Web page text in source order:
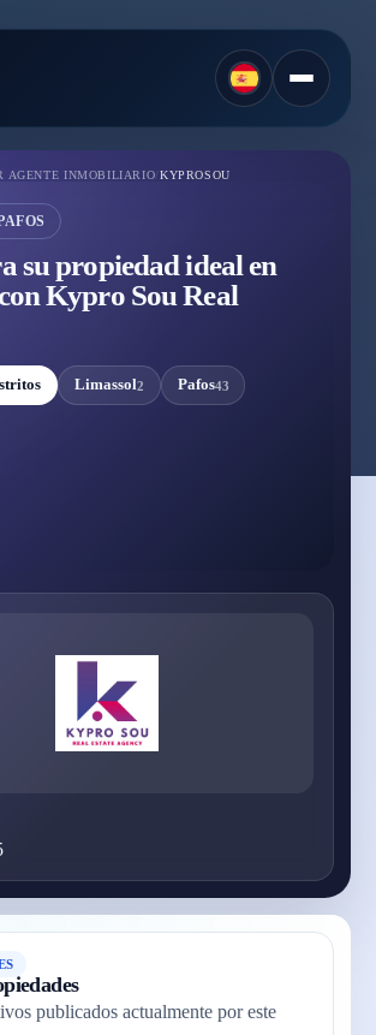
AGENTE INMOBILIARIO KYPROSOU
su propiedad ideal en
Kypro Sou Real
Limassol2 Pafos43
publicados actualmente por este